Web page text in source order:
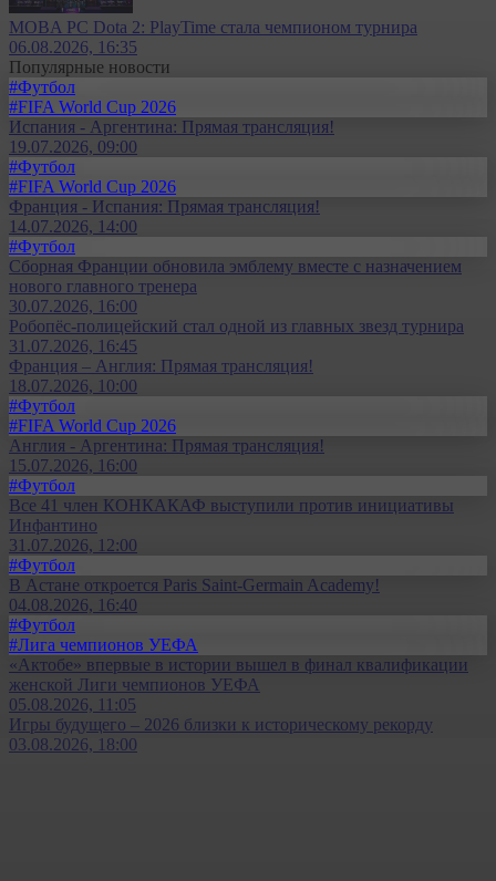
MOBA PC Dota 2: PlayTime стала чемпионом турнира
06.08.2026, 16:35
Популярные новости
#Футбол
#FIFA World Cup 2026
Испания - Аргентина: Прямая трансляция!
19.07.2026, 09:00
#Футбол
#FIFA World Cup 2026
Франция - Испания: Прямая трансляция!
14.07.2026, 14:00
#Футбол
Сборная Франции обновила эмблему вместе с назначением
нового главного тренера
30.07.2026, 16:00
Робопёс-полицейский стал одной из главных звезд турнира
31.07.2026, 16:45
Франция – Англия: Прямая трансляция!
18.07.2026, 10:00
#Футбол
#FIFA World Cup 2026
Англия - Аргентина: Прямая трансляция!
15.07.2026, 16:00
#Футбол
Все 41 член КОНКАКАФ выступили против инициативы
Инфантино
31.07.2026, 12:00
#Футбол
В Астане откроется Paris Saint-Germain Academy!
04.08.2026, 16:40
#Футбол
#Лига чемпионов УЕФА
«Актобе» впервые в истории вышел в финал квалификации
женской Лиги чемпионов УЕФА
05.08.2026, 11:05
Игры будущего – 2026 близки к историческому рекорду
03.08.2026, 18:00